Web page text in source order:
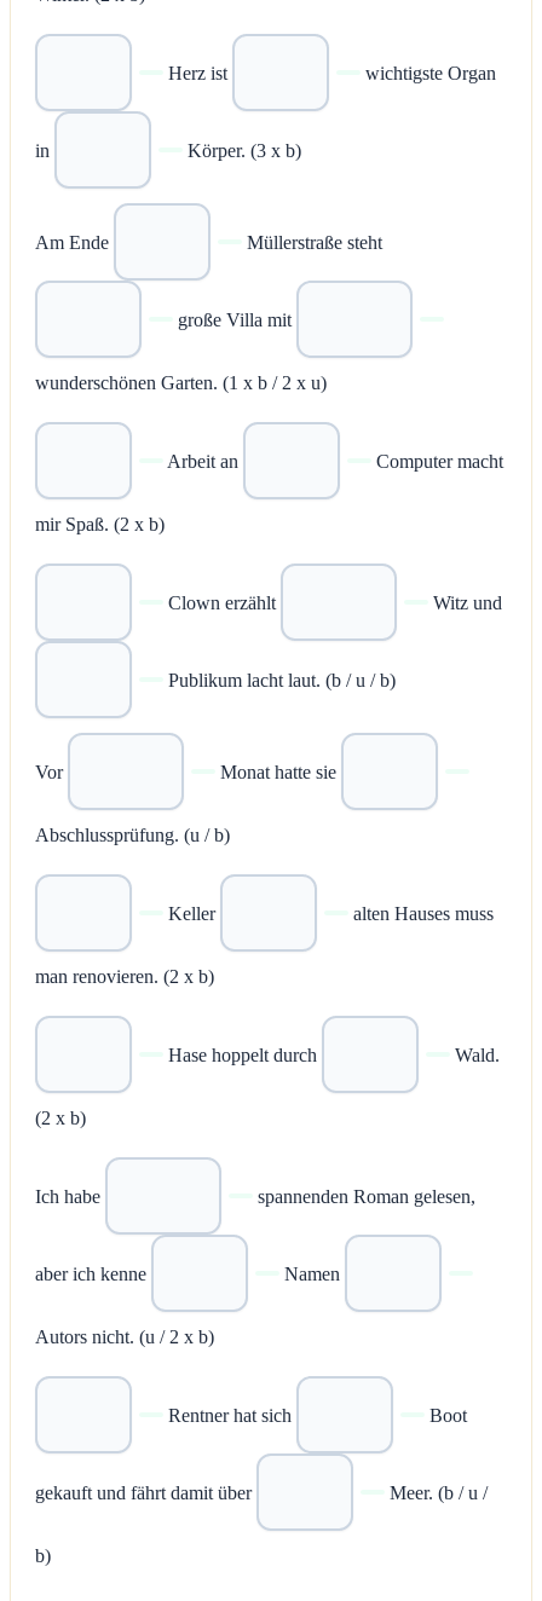
Herz ist wichtigste Organ
in Körper. (3 x b)
Am Ende Müllerstraße steht
große Villa mit
wunderschönen Garten. (1 x b / 2 x u)
Arbeit an Computer macht
mir Spaß. (2 x b)
Clown erzählt Witz und
Publikum lacht laut. (b / u / b)
Vor Monat hatte sie
Abschlussprüfung. (u / b)
Keller alten Hauses muss
man renovieren. (2 x b)
Hase hoppelt durch Wald.
(2 x b)
Ich habe spannenden Roman gelesen,
aber ich kenne Namen
Autors nicht. (u / 2 x b)
Rentner hat sich Boot
gekauft und fährt damit über Meer. (b / u /
b)